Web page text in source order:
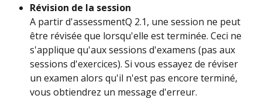
Révision de la session
A partir d'assessmentQ 2.1, une session ne peut
être révisée que lorsqu'elle est terminée. Ceci ne
s'applique qu'aux sessions d'examens (pas aux
sessions d'exercices). Si vous essayez de réviser
un examen alors qu'il n'est pas encore terminé,
vous obtiendrez un message d'erreur.